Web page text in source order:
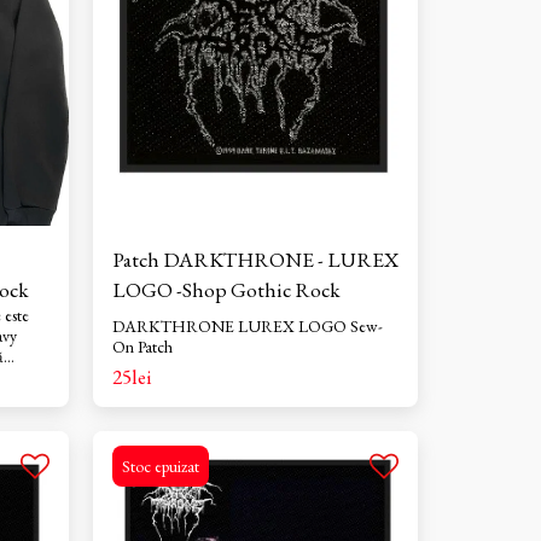
a
sau
și
un
Patch DARKTHRONE - LUREX
LOGO -Shop Gothic Rock
DARKTHRONE LUREX LOGO Sew-
On Patch
25lei
Stoc epuizat